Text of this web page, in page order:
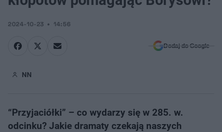
2024-10-23 14:56
Dodaj do Google
NN
“Przyjaciółki” – co wydarzy się w 285. w.
odcinku? Jakie dramaty czekają naszych